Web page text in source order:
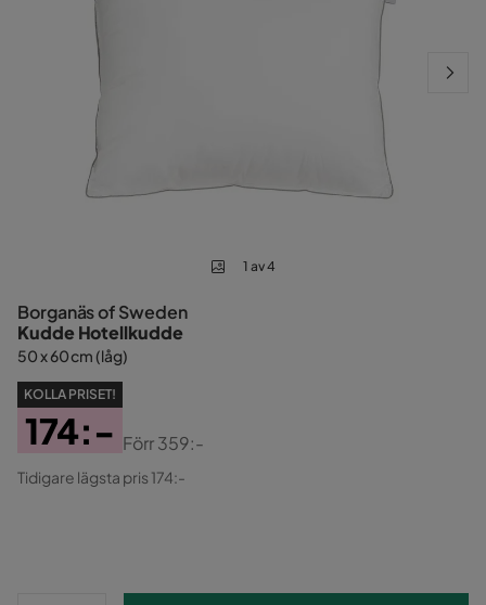
1 av 4
Borganäs of Sweden
Kudde Hotellkudde
50 x 60 cm (låg)
KOLLA PRISET!
Pris
174:-
Original
Förr359:-
Tidigare lägsta pris 174:-